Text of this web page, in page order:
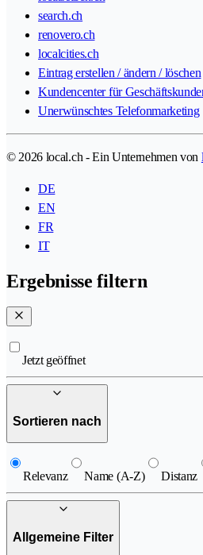
search.ch
renovero.ch
localcities.ch
Eintrag erstellen / ändern / löschen
Kundencenter für
Unerwünschtes Telefonmarketing
© 2026 local.ch - Ein Unternehmen von
DE
EN
FR
IT
Ergebnisse filtern
Jetzt geöffnet
Sortieren nach
Relevanz Name (A-Z) Distanz
Allgemeine Filter